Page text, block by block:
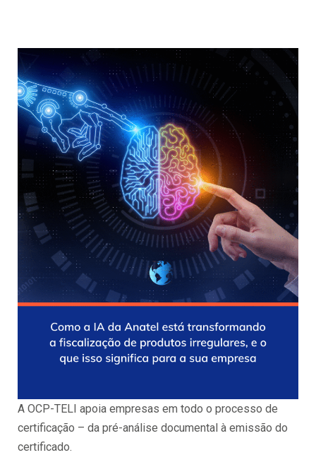
A OCP-TELI apoia empresas em todo o processo de
certificação – da pré-análise documental à emissão do
certificado.